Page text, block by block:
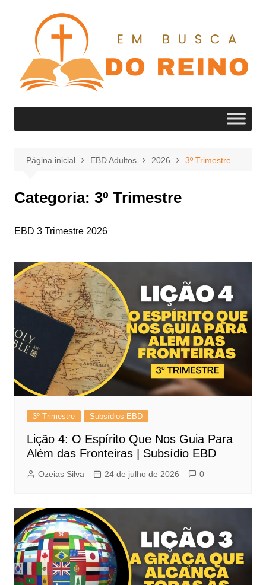
conteúdo
Página inicial EBD Adultos 2026 3º Trimestre
Categoria: 3º Trimestre
EBD 3 Trimestre 2026
3º Trimestre Subsídios EBD
Lição 4: O Espírito Que Nos Guia Para
Além das Fronteiras | Subsídio EBD
Ozeias Silva 24 de julho de 2026 0